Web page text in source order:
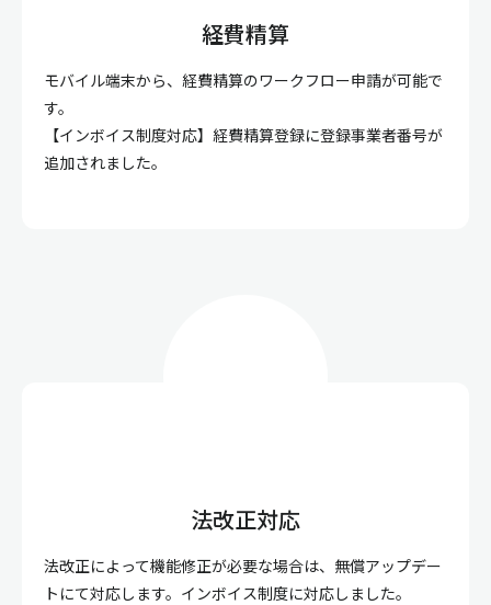
経費精算
モバイル端末から、経費精算のワークフロー申請が可能で
す。
【インボイス制度対応】経費精算登録に登録事業者番号が
追加されました。
法改正対応
法改正によって機能修正が必要な場合は、無償アップデー
トにて対応します。インボイス制度に対応しました。